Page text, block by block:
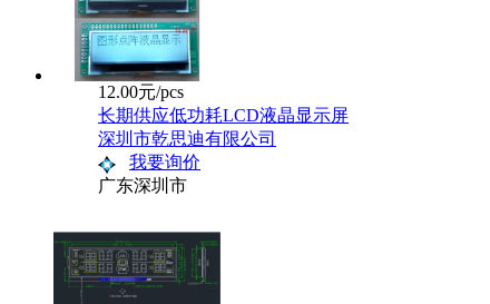
12.00元/pcs
长期供应低功耗LCD液晶显示屏
深圳市乾思迪有限公司
我要询价
广东深圳市